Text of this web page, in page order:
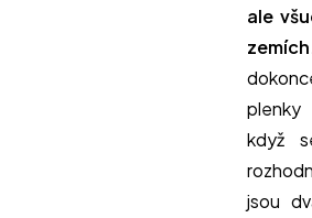
ale
plenky
když
jsou